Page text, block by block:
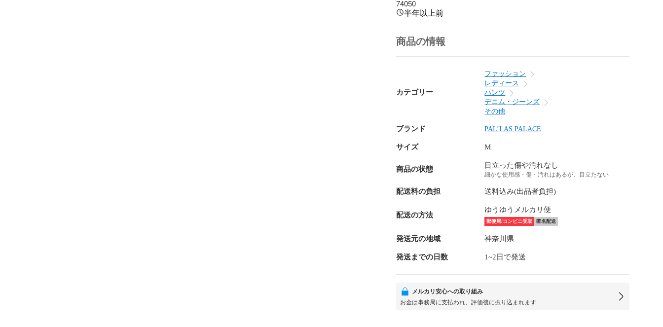
74050
半年以上前
商品の情報
カテゴリー
ファッション
レディース
パンツ
デニム・ジーンズ
その他
ブランド PAL’LAS PALACE
サイズ M
商品の状態 目立った傷や汚れなし
細かな使用感・傷・汚れはあるが、目立たない
配送料の負担 送料込み(出品者負担)
配送の方法
ゆうゆうメルカリ便
郵便局/コンビニ受取 匿名配送
発送元の地域 神奈川県
発送までの日数 1~2日で発送
メルカリ安心への取り組み
お金は事務局に支払われ、評価後に振り込まれます